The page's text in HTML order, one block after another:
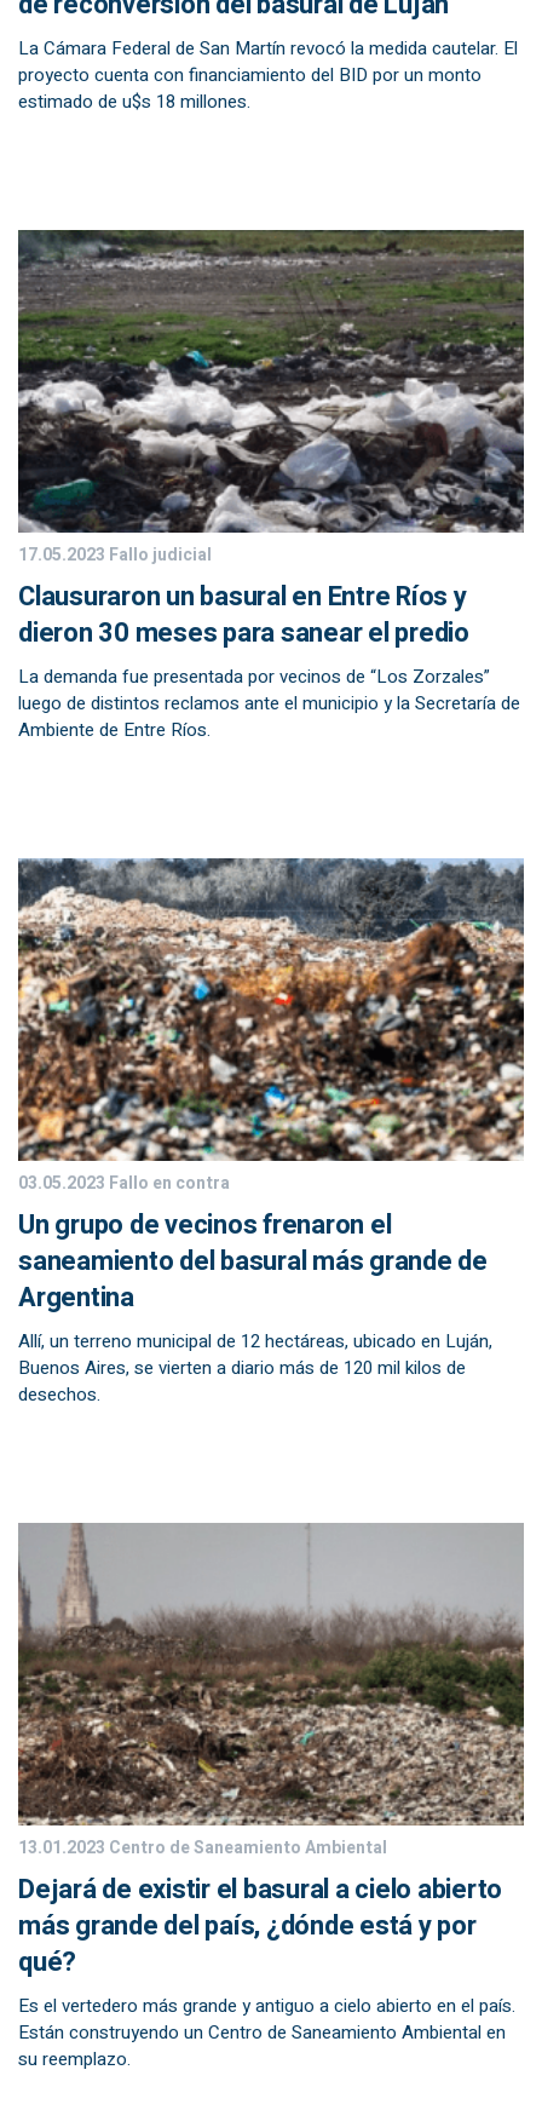
La Cámara Federal de San Martín revocó la medida cautelar. El
proyecto cuenta con financiamiento del BID por un monto
estimado de u$s 18 millones.
17.05.2023 Fallo judicial
Clausuraron un basural en Entre Ríos y
dieron 30 meses para sanear el predio
La demanda fue presentada por vecinos de “Los Zorzales”
luego de distintos reclamos ante el municipio y la Secretaría de
Ambiente de Entre Ríos.
03.05.2023 Fallo en contra
Un grupo de vecinos frenaron el
saneamiento del basural más grande de
Argentina
Allí, un terreno municipal de 12 hectáreas, ubicado en Luján,
Buenos Aires, se vierten a diario más de 120 mil kilos de
desechos.
13.01.2023 Centro de Saneamiento Ambiental
Dejará de existir el basural a cielo abierto
más grande del país, ¿dónde está y por
qué?
Es el vertedero más grande y antiguo a cielo abierto en el país.
Están construyendo un Centro de Saneamiento Ambiental en
su reemplazo.